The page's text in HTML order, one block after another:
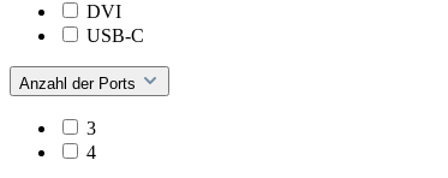
DVI
USB-C
Anzahl der Ports
3
4